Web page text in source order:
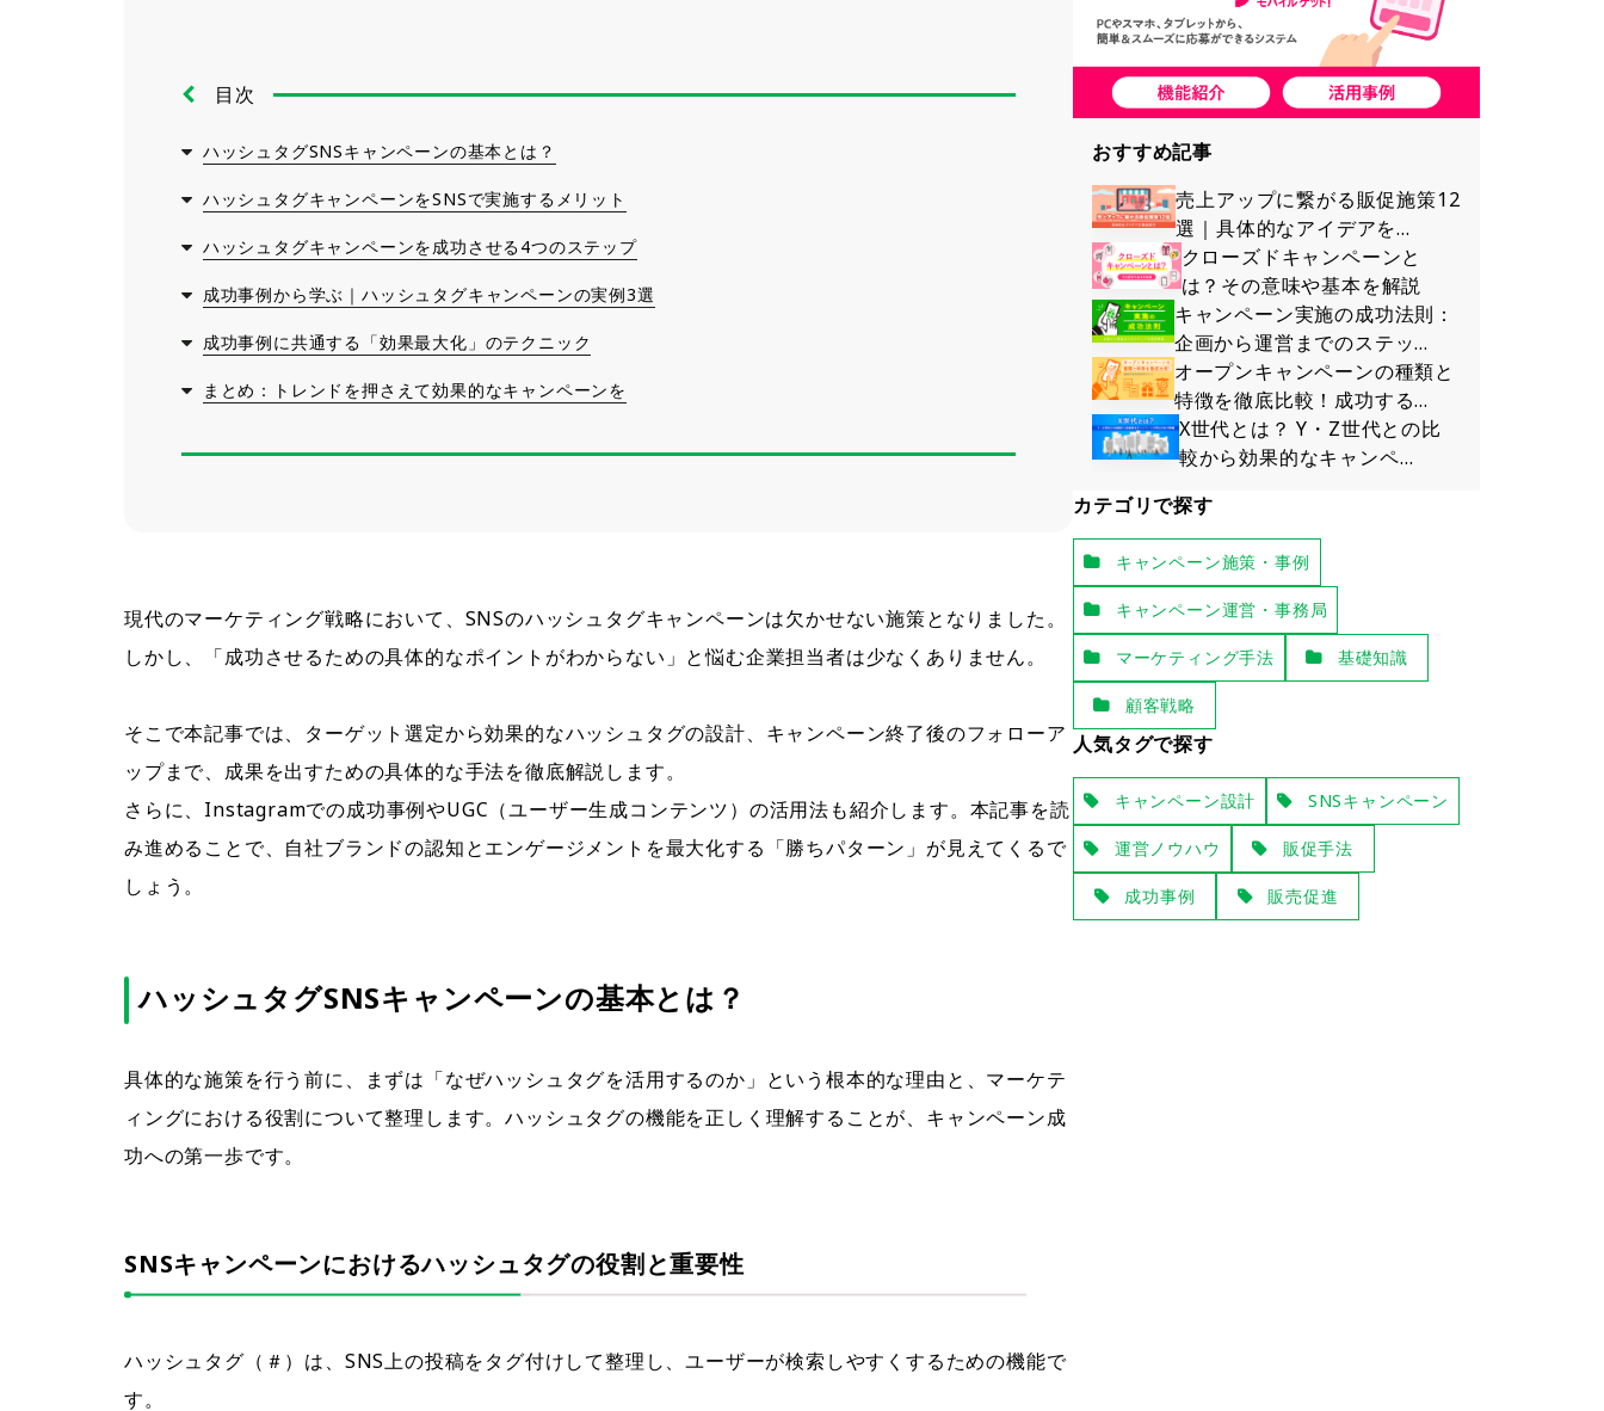
目次
ハッシュタグSNSキャンペーンの基本とは？
ハッシュタグキャンペーンをSNSで実施するメリット
ハッシュタグキャンペーンを成功させる4つのステップ
成功事例から学ぶ｜ハッシュタグキャンペーンの実例3選
成功事例に共通する「効果最大化」のテクニック
まとめ：トレンドを押さえて効果的なキャンペーンを
現代のマーケティング戦略において、SNSのハッシュタグキャンペーンは欠かせない施策となりました。
しかし、「成功させるための具体的なポイントがわからない」と悩む企業担当者は少なくありません。
そこで本記事では、ターゲット選定から効果的なハッシュタグの設計、キャンペーン終了後のフォローア
ップまで、成果を出すための具体的な手法を徹底解説します。
さらに、Instagramでの成功事例やUGC（ユーザー生成コンテンツ）の活用法も紹介します。本記事を読
み進めることで、自社ブランドの認知とエンゲージメントを最大化する「勝ちパターン」が見えてくるで
しょう。
ハッシュタグSNSキャンペーンの基本とは？
具体的な施策を行う前に、まずは「なぜハッシュタグを活用するのか」という根本的な理由と、マーケテ
ィングにおける役割について整理します。ハッシュタグの機能を正しく理解することが、キャンペーン成
功への第一歩です。
SNSキャンペーンにおけるハッシュタグの役割と重要性
ハッシュタグ（＃）は、SNS上の投稿をタグ付けして整理し、ユーザーが検索しやすくするための機能で
す。
おすすめ記事
売上アップに繋がる販促施策12
選｜具体的なアイデアを…
クローズドキャンペーンと
は？その意味や基本を解説
キャンペーン実施の成功法則：
企画から運営までのステッ…
オープンキャンペーンの種類と
特徴を徹底比較！成功する…
X世代とは？ Y・Z世代との比
較から効果的なキャンペ…
カテゴリで探す
キャンペーン施策・事例
キャンペーン運営・事務局
マーケティング手法 基礎知識
顧客戦略
人気タグで探す
キャンペーン設計 SNSキャンペーン
運営ノウハウ 販促手法
成功事例 販売促進